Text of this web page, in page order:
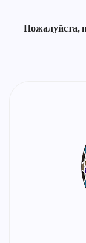
Пожалуйста,